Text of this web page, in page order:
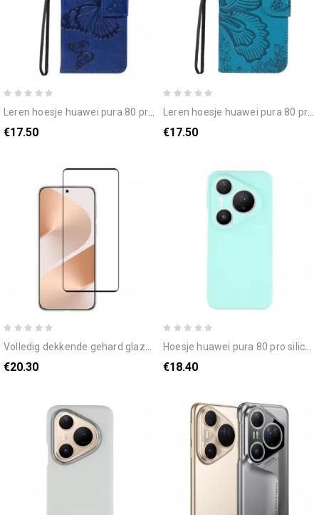
leren hoesje huawei pura 80 pro gigantische vlinders bescherming hoesje
€17.50
leren hoesje huawei pura 80 pro grafische vlinder bescherming hoesje
€17.50
volledig dekkende gehard glazen schermbeschermer voor huawei pura 80 pro / pura 80 ultra (zwarte randen)
€20.30
hoesje huawei pura 80 pro siliconen rechte randen
€18.40